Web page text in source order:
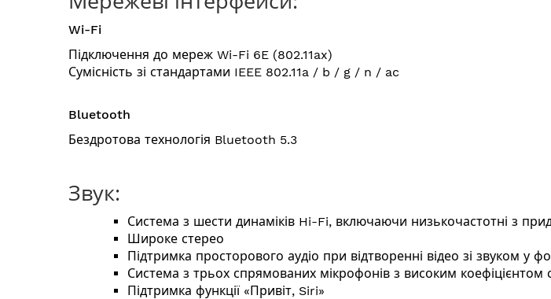
Wi-Fi
Підключення до мереж Wi-Fi 6E (802.11ax)
Сумісність зі стандартами IEEE 802.11a / b / g / n / ac
Bluetooth
Бездротова технологія Bluetooth 5.3
Звук:
Система з шести динаміків Hi-Fi, включаючи низькочастотні з
Широке стерео
Підтримка просторового аудіо при відтворенні відео зі звуком у
Система з трьох спрямованих мікрофонів з високим коефіцієнтом
Підтримка функції «Привіт, Siri»